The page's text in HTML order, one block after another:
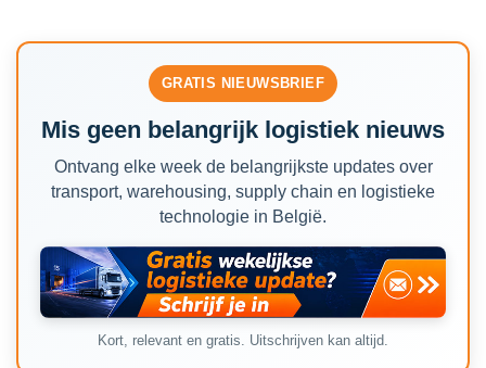
GRATIS NIEUWSBRIEF
Mis geen belangrijk logistiek nieuws
Ontvang elke week de belangrijkste updates over
transport, warehousing, supply chain en logistieke
technologie in België.
Kort, relevant en gratis. Uitschrijven kan altijd.